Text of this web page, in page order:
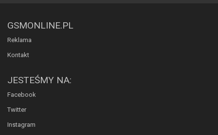
GSMONLINE.PL
Reklama
Kontakt
JESTEŚMY NA:
Facebook
Twitter
Instagram